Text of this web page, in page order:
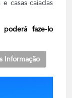
casas caiadas
faze-lo
Informação